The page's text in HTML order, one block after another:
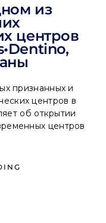
из
центров
признанных и
центров в
об открытии
центров